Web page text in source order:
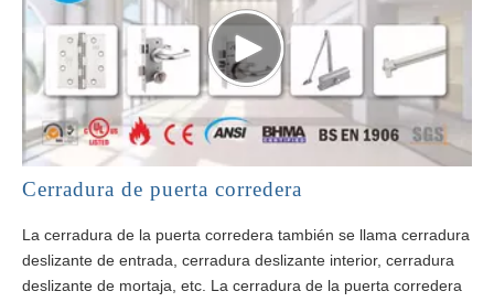
Cerradura de puerta corredera
La cerradura de la puerta corredera también se llama cerradura
deslizante de entrada, cerradura deslizante interior, cerradura
deslizante de mortaja, etc. La cerradura de la puerta corredera